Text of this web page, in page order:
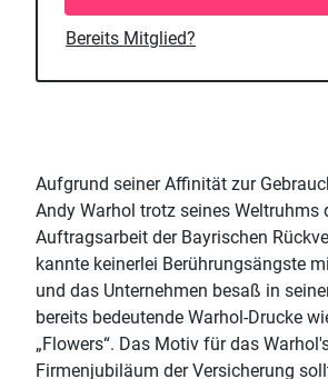
Bereits Mitglied?
Aufgrund seiner Affinität zur
Andy Warhol trotz seines Weltruhms
Auftragsarbeit der Bayrischen
kannte keinerlei Berührungsängste
und das Unternehmen besaß in
bereits bedeutende Warhol-Drucke
„Flowers“. Das Motiv für das
Firmenjubiläum der Versicherung